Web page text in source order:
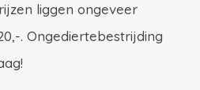
liggen ongeveer
. Ongediertebestrijding